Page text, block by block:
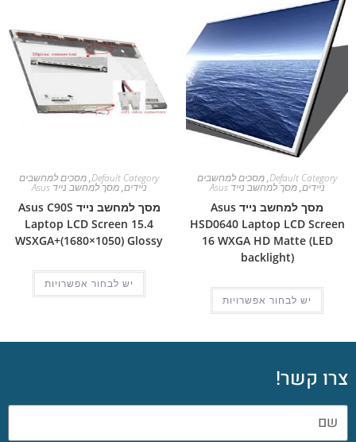
Default Category
,מסכים למחשבים
ניידים,מסך למחשב נייד Asus
מסך למחשב נייד Asus
HSD0640 Laptop LCD Screen
16 WXGA HD Matte (LED
backlight)
יש לבחור אפשרויות
Default Category
,מסכים למחשבים
ניידים,מסך למחשב נייד Asus
מסך למחשב נייד Asus C90S
Laptop LCD Screen 15.4
WSXGA+(1680×1050) Glossy
יש לבחור אפשרויות
צרו קשר!